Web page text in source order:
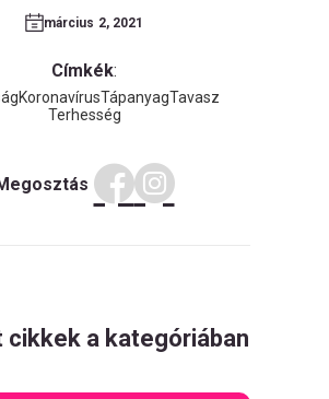
március 2, 2021
Címkék:
KoronavírusTápanyagTavasz
Terhesség
cikkek a kategóriában